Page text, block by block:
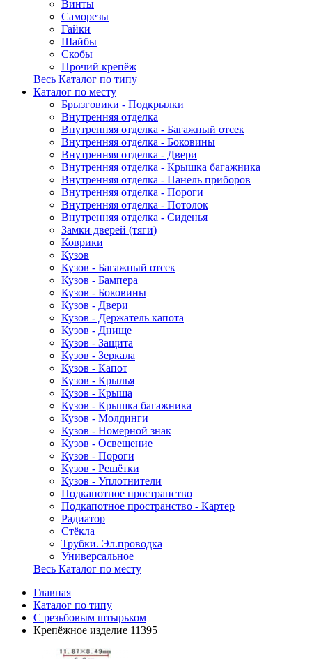
Винты
Саморезы
Гайки
Шайбы
Скобы
Прочий крепёж
Весь Каталог по типу
Каталог по месту
Брызговики - Подкрылки
Внутренняя отделка
Внутренняя отделка - Багажный отсек
Внутренняя отделка - Боковины
Внутренняя отделка - Двери
Внутренняя отделка - Крышка багажника
Внутренняя отделка - Панель приборов
Внутренняя отделка - Пороги
Внутренняя отделка - Потолок
Внутренняя отделка - Сиденья
Замки дверей (тяги)
Коврики
Кузов
Кузов - Багажный отсек
Кузов - Бампера
Кузов - Боковины
Кузов - Двери
Кузов - Держатель капота
Кузов - Днище
Кузов - Защита
Кузов - Зеркала
Кузов - Капот
Кузов - Крылья
Кузов - Крыша
Кузов - Крышка багажника
Кузов - Молдинги
Кузов - Номерной знак
Кузов - Освещение
Кузов - Пороги
Кузов - Решётки
Кузов - Уплотнители
Подкапотное пространство
Подкапотное пространство - Картер
Радиатор
Стёкла
Трубки. Эл.проводка
Универсальное
Весь Каталог по месту
Главная
Каталог по типу
С резьбовым штырьком
Крепёжное изделие 11395